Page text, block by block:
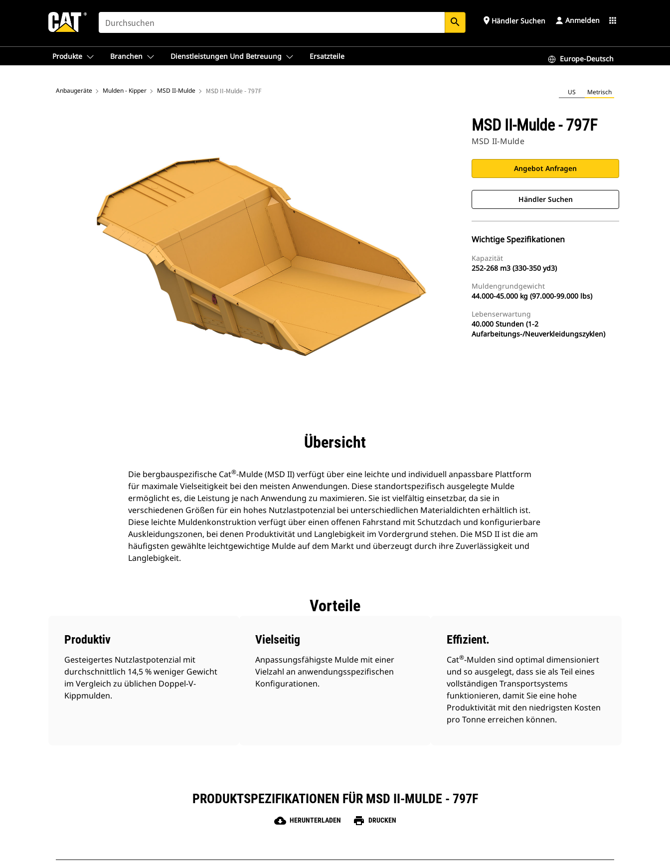
SEARCH search place Händler Suchen Anmelden apps
Produkte Branchen Dienstleistungen Und Betreuung Ersatzteile Europe-Deutsch
Anbaugeräte Mulden - Kipper MSD II-Mulde MSD II-Mulde - 797F US Metrisch
MSD II-Mulde - 797F
MSD II-Mulde
Angebot Anfragen
Händler Suchen
Wichtige Spezifikationen
Kapazität
252-268 m3 (330-350 yd3)
Muldengrundgewicht
44.000-45.000 kg (97.000-99.000 lbs)
Lebenserwartung
40.000 Stunden (1-2
Aufarbeitungs-/Neuverkleidungszyklen)
Technische DatenÜbersicht
Die bergbauspezifische Cat®-Mulde (MSD II) verfügt über eine leichte und individuell anpassbare Plattform
für maximale Vielseitigkeit bei den meisten Anwendungen. Diese standortspezifisch ausgelegte Mulde
ermöglicht es, die Leistung je nach Anwendung zu maximieren. Sie ist vielfältig einsetzbar, da sie in
verschiedenen Größen für ein hohes Nutzlastpotenzial bei unterschiedlichen Materialdichten erhältlich ist.
Diese leichte Muldenkonstruktion verfügt über einen offenen Fahrstand mit Schutzdach und konfigurierbare
Auskleidungszonen, bei denen Produktivität und Langlebigkeit im Vordergrund stehen. Die MSD II ist die am
häufigsten gewählte leichtgewichtige Mulde auf dem Markt und überzeugt durch ihre Zuverlässigkeit und
Langlebigkeit.
Vorteile
Produktiv
Gesteigertes Nutzlastpotenzial mit
durchschnittlich 14,5 % weniger Gewicht
im Vergleich zu üblichen Doppel-V-
Kippmulden.
Vielseitig
Anpassungsfähigste Mulde mit einer
Vielzahl an anwendungsspezifischen
Konfigurationen.
Effizient.
Cat®-Mulden sind optimal dimensioniert
und so ausgelegt, dass sie als Teil eines
vollständigen Transportsystems
funktionieren, damit Sie eine hohe
Produktivität mit den niedrigsten Kosten
pro Tonne erreichen können.
PRODUKTSPEZIFIKATIONEN FÜR MSD II-MULDE - 797F
cloud_download HERUNTERLADEN print DRUCKEN